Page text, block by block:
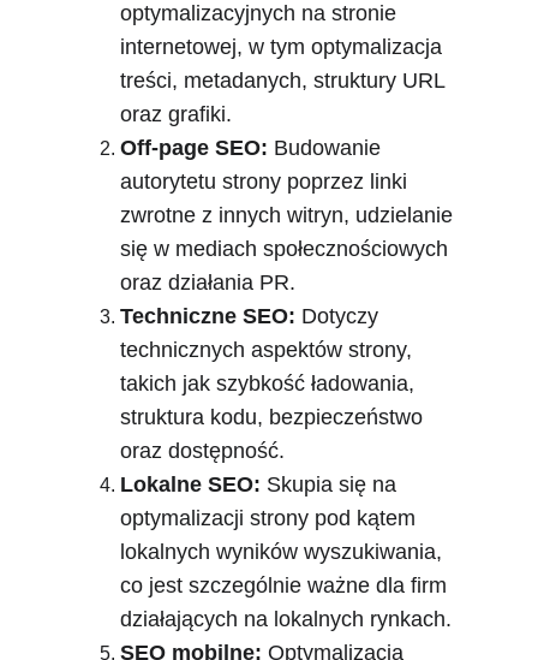
optymalizacyjnych na stronie
internetowej, w tym optymalizacja
treści, metadanych, struktury URL
oraz grafiki.
Off-page SEO: Budowanie
autorytetu strony poprzez linki
zwrotne z innych witryn, udzielanie
się w mediach społecznościowych
oraz działania PR.
Techniczne SEO: Dotyczy
technicznych aspektów strony,
takich jak szybkość ładowania,
struktura kodu, bezpieczeństwo
oraz dostępność.
Lokalne SEO: Skupia się na
optymalizacji strony pod kątem
lokalnych wyników wyszukiwania,
co jest szczególnie ważne dla firm
działających na lokalnych rynkach.
SEO mobilne: Optymalizacja